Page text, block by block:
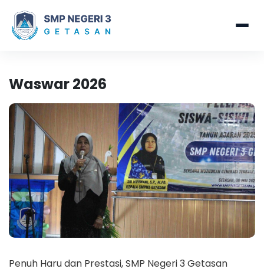
Waswar 2026
Penuh Haru dan Prestasi, SMP Negeri 3 Getasan